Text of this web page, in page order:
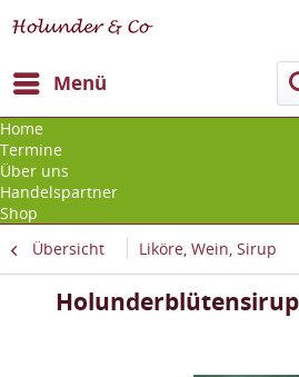
Menü
Home
Termine
Über uns
Handelspartner
Shop
Übersicht
Liköre, Wein, Sirup
Holunderblütensirup